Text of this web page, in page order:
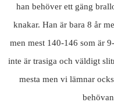
han behöver ett gäng
knakar. Han är bara 8 år
men mest 140-146 som är
inte är trasiga och väldigt
mesta men vi lämnar